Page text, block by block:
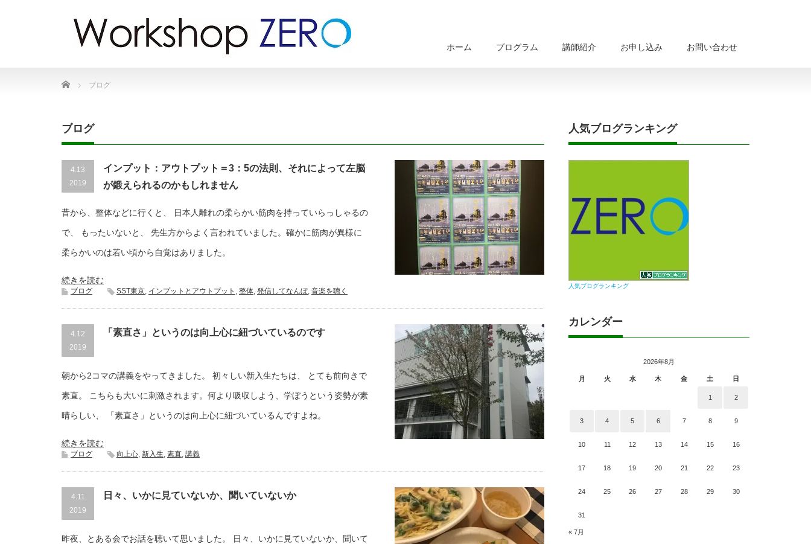
ホーム プログラム 講師紹介 お申し込み お問い合わせ
Home ブログ
ブログ
4.13
2019
インプット：アウトプット＝3：5の法則、それによって左脳
が鍛えられるのかもしれません
昔から、整体などに行くと、 日本人離れの柔らかい筋肉を持っていらっしゃるの
で、 もったいないと、 先生方からよく言われていました。確かに筋肉が異様に
柔らかいのは若い頃から自覚はありました。
続きを読む
ブログ SST東京, インプットとアウトプット , 整体, 発信してなんぼ, 音楽を聴く
4.12
2019
「素直さ」というのは向上心に紐づいているのです
朝から2コマの講義をやってきました。 初々しい新入生たちは、 とても前向きで
素直。 こちらも大いに刺激されます。何より吸収しよう、学ぼうという姿勢が素
晴らしい、 「素直さ」というのは向上心に紐づいているんですよね。
続きを読む
ブログ 向上心, 新入生, 素直, 講義
4.11
2019
日々、いかに見ていないか、聞いていないか
昨夜、とある会でお話を聴いて思いました。 日々、いかに見ていないか、聞いて
人気ブログランキング
人気ブログランキング
カレンダー
2026年8月
月 火 水 木 金 土 日
1 2
3 4 5 6 7 8 9
10 11 12 13 14 15 16
17 18 19 20 21 22 23
24 25 26 27 28 29 30
31
« 7月